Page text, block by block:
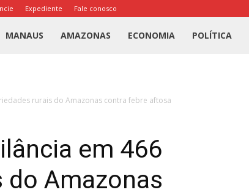
Expediente Fale conosco
MANAUS AMAZONAS ECONOMIA POLÍTICA
rurais do Amazonas contra febre aftosa
em 466
do Amazonas